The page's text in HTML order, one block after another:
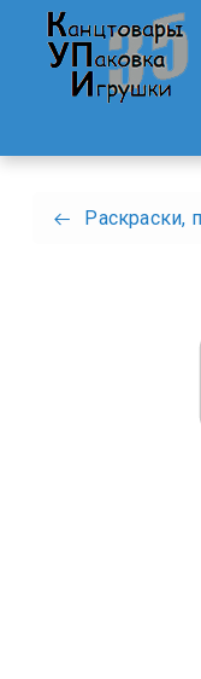
Раскраски,